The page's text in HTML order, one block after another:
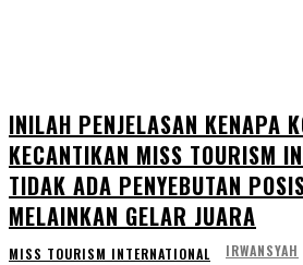
INILAH PENJELASAN KENAPA
KECANTIKAN MISS TOURISM
TIDAK ADA PENYEBUTAN
MELAINKAN GELAR JUARA
MISS TOURISM INTERNATIONAL IRWANSYAH